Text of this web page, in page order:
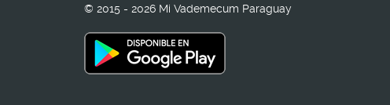
© 2015 - 2026 Mi Vademecum Paraguay